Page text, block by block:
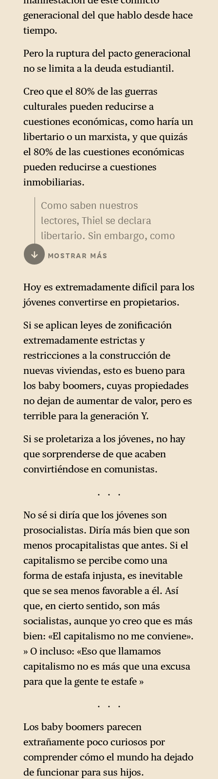
Occidente judeocristiano y el
islam. También se han
difundido ampliamente, por
ejemplo, imágenes que
Mamdani con la caída de las
torres gemelas.
aproximadamente a los
nacidos entre 1965 y 1980,
mientras que los millennials
(o generación Y) son los
nacidos entre 1981 y 1996.
generacional del que hablo desde hace
tiempo.
Pero la ruptura del pacto generacional
no se limita a la deuda estudiantil.
Creo que el 80% de las guerras
culturales pueden reducirse a
cuestiones económicas, como haría un
libertario o un marxista, y que quizás
el 80% de las cuestiones económicas
pueden reducirse a cuestiones
inmobiliarias.
Como saben nuestros
lectores, Thiel se declara
libertario. Sin embargo, como
señalaba el pensador
conservador John Gray, «su
forma de pensar combina
ciertos aspectos de las críticas
libertarias y marxistas a
nuestro actual régimen
económico» 1 .
↓ MOSTRAR MÁS
Hoy es extremadamente difícil para los
jóvenes convertirse en propietarios.
Si se aplican leyes de zonificación
extremadamente estrictas y
restricciones a la construcción de
nuevas viviendas, esto es bueno para
los baby boomers, cuyas propiedades
no dejan de aumentar de valor, pero es
terrible para la generación Y.
Si se proletariza a los jóvenes, no hay
que sorprenderse de que acaben
convirtiéndose en comunistas.
. . .
No sé si diría que los jóvenes son
prosocialistas. Diría más bien que son
menos procapitalistas que antes. Si el
capitalismo se percibe como una
forma de estafa injusta, es inevitable
que se sea menos favorable a él. Así
que, en cierto sentido, son más
socialistas, aunque yo creo que es más
bien: «El capitalismo no me conviene».
» O incluso: «Eso que llamamos
capitalismo no es más que una excusa
para que la gente te estafe »
. . .
Los baby boomers parecen
extrañamente poco curiosos por
comprender cómo el mundo ha dejado
de funcionar para sus hijos.